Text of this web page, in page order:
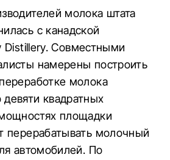
молока штата
с канадской
Distillery. Совместными
намерены построить
молока
квадратных
площадки
перерабатывать молочный
автомобилей. По